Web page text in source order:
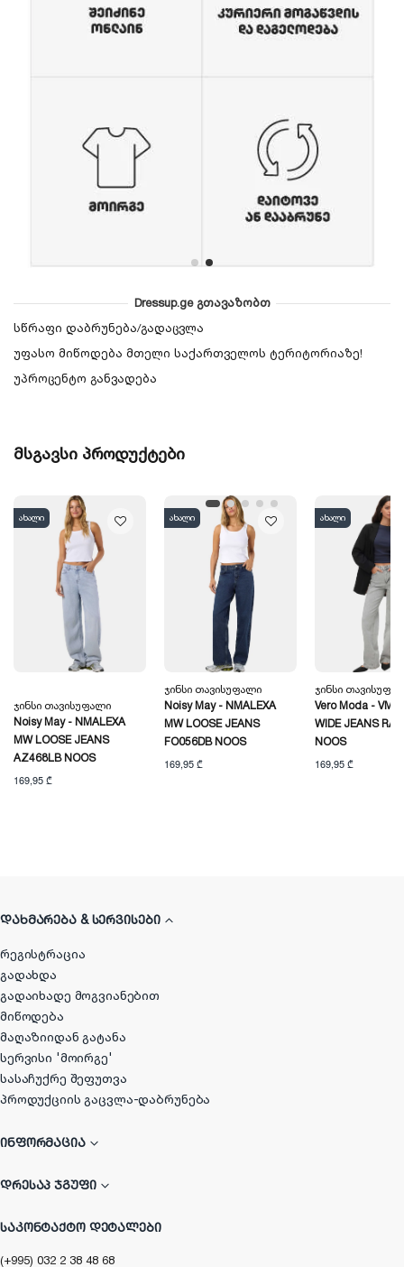
Dressup.ge გთავაზობთ
სწრაფი დაბრუნება/გადაცვლა
უფასო მიწოდება მთელი საქართველოს ტერიტორიაზე!
უპროცენტო განვადება
მსგავსი პროდუქტები
ახალი
Ჯინსი Თავისუფალი
Noisy May - NMALEXA
MW LOOSE JEANS
AZ468LB NOOS
169,95 ₾
ახალი
Ჯინსი Თავისუფალი
Noisy May - NMALEXA
MW LOOSE JEANS
FO056DB NOOS
169,95 ₾
ახალი
Ჯინსი
Vero Moda -
WIDE JEANS
NOOS
169,95 ₾
ᲓᲐᲮᲛᲐᲠᲔᲑᲐ & ᲡᲔᲠᲕᲘᲡᲔᲑᲘ
რეგისტრაცია
გადახდა
გადაიხადე მოგვიანებით
მიწოდება
მაღაზიიდან გატანა
სერვისი 'მოირგე'
სასაჩუქრე შეფუთვა
პროდუქციის გაცვლა-დაბრუნება
ᲘᲜᲤᲝᲠᲛᲐᲪᲘᲐ
ᲓᲠᲔᲡᲐᲞ ᲯᲒᲣᲤᲘ
ᲡᲐᲙᲝᲜᲢᲐᲥᲢᲝ ᲓᲔᲢᲐᲚᲔᲑᲘ
(+995) 032 2 38 48 68